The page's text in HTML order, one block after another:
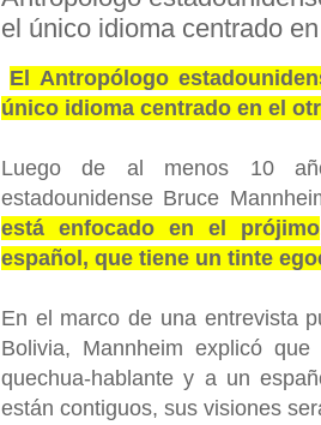
el único idioma centrado
El Antropólogo
único idioma centrado en el
Luego de al menos 10
estadounidense Bruce
está enfocado en el prójimo
español, que tiene un tinte
En el marco de una entrevista
Bolivia, Mannheim explicó
quechua-hablante y a un
están contiguos, sus visiones